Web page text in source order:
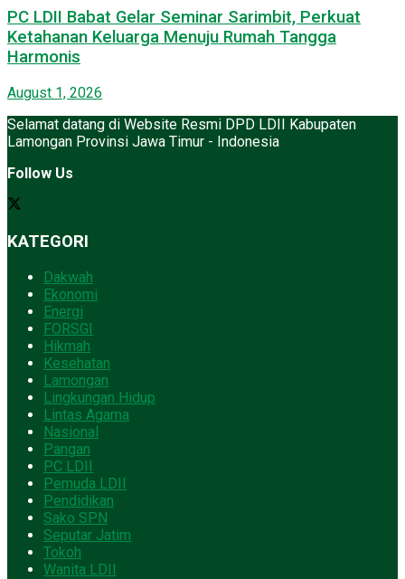
PC LDII Babat Gelar Seminar Sarimbit, Perkuat
Ketahanan Keluarga Menuju Rumah Tangga
Harmonis
August 1, 2026
Selamat datang di Website Resmi DPD LDII Kabupaten
Lamongan Provinsi Jawa Timur - Indonesia
Follow Us
KATEGORI
Dakwah
Ekonomi
Energi
FORSGI
Hikmah
Kesehatan
Lamongan
Lingkungan Hidup
Lintas Agama
Nasional
Pangan
PC LDII
Pemuda LDII
Pendidikan
Sako SPN
Seputar Jatim
Tokoh
Wanita LDII